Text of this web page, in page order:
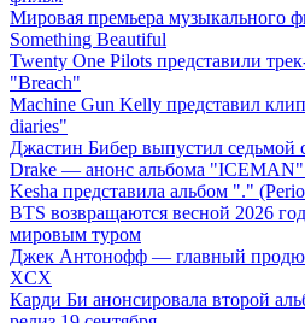
Мировая премьера
Something Beautiful
Twenty One Pilots представили
"Breach"
Machine Gun Kelly представил
diaries"
Джастин Бибер выпустил седьмой
Drake — анонс альбома "ICEMAN"
Kesha представила альбом "."
BTS возвращаются весной 2026
мировым туром
Джек Антонофф — главный
XCX
Карди Би анонсировала второй